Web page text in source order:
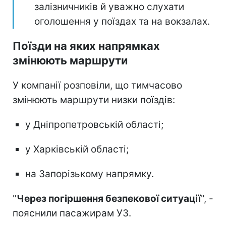
залізничників й уважно слухати
оголошення у поїздах та на вокзалах.
Поїзди на яких напрямках
змінюють маршрути
У компанії розповіли, що тимчасово
змінюють маршрути низки поїздів:
у Дніпропетровській області;
у Харківській області;
на Запорізькому напрямку.
"Через погіршення безпекової ситуації", -
пояснили пасажирам УЗ.